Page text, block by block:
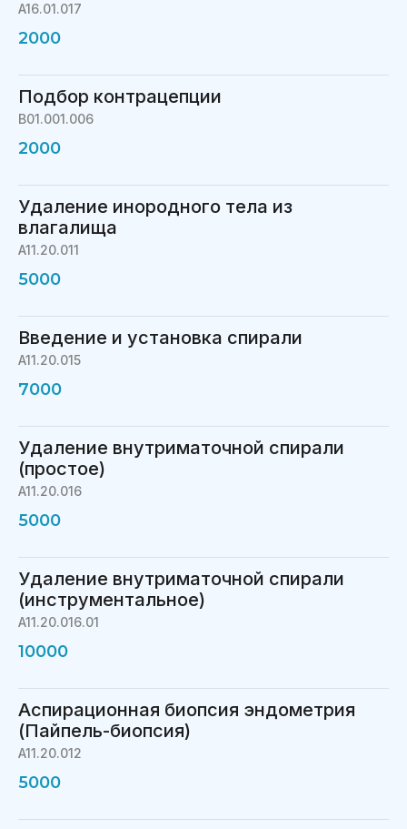
A16.01.017
2000
Подбор контрацепции
В01.001.006
2000
Удаление инородного тела из
влагалища
A11.20.011
5000
Введение и установка спирали
A11.20.015
7000
Удаление внутриматочной спирали
(простое)
A11.20.016
5000
Удаление внутриматочной спирали
(инструментальное)
A11.20.016.01
10000
Аспирационная биопсия эндометрия
(Пайпель-биопсия)
A11.20.012
5000